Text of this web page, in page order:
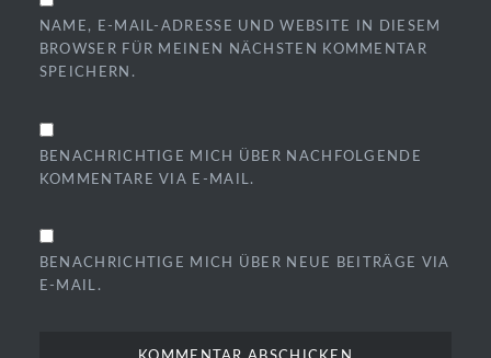
NAME, E-MAIL-ADRESSE UND WEBSITE IN DIESEM
BROWSER FÜR MEINEN NÄCHSTEN KOMMENTAR
SPEICHERN.
BENACHRICHTIGE MICH ÜBER NACHFOLGENDE
KOMMENTARE VIA E-MAIL.
BENACHRICHTIGE MICH ÜBER NEUE BEITRÄGE VIA
E-MAIL.